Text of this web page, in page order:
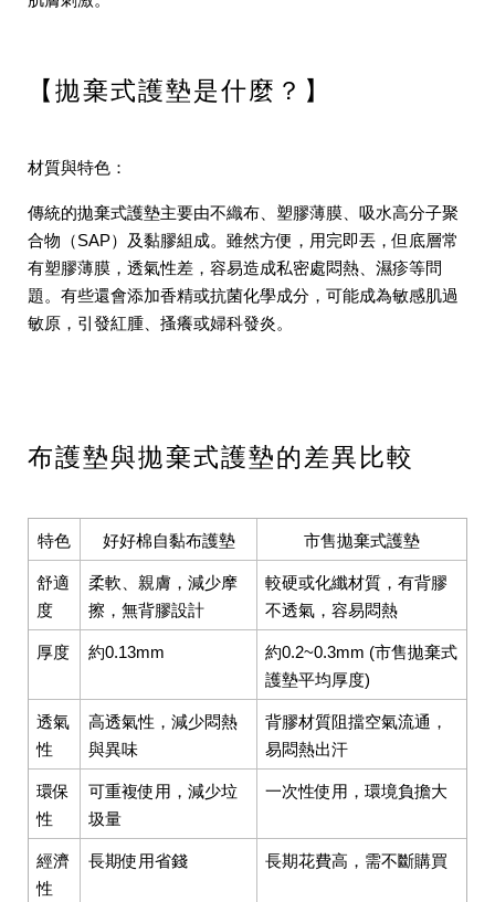
【拋棄式護墊是什麼？】
材質與特色：
傳統的拋棄式護墊主要由不織布、塑膠薄膜、吸水高分子聚
合物（SAP）及黏膠組成。雖然方便，用完即丟，但底層常
有塑膠薄膜，透氣性差，容易造成私密處悶熱、濕疹等問
題。有些還會添加香精或抗菌化學成分，可能成為敏感肌過
敏原，引發紅腫、搔癢或婦科發炎。
布護墊與拋棄式護墊的差異比較
特色 好好棉自黏布護墊 市售拋棄式護墊
舒適
度
柔軟、親膚，減少摩
擦，無背膠設計
較硬或化纖材質，有背膠
不透氣，容易悶熱
厚度 約0.13mm
約0.2~0.3mm (市售拋棄式
護墊平均厚度)
透氣
性
高透氣性，減少悶熱
與異味
背膠材質阻擋空氣流通，
易悶熱出汗
環保
性
可重複使用，減少垃
圾量
一次性使用，環境負擔大
經濟
性
長期使用省錢 長期花費高，需不斷購買